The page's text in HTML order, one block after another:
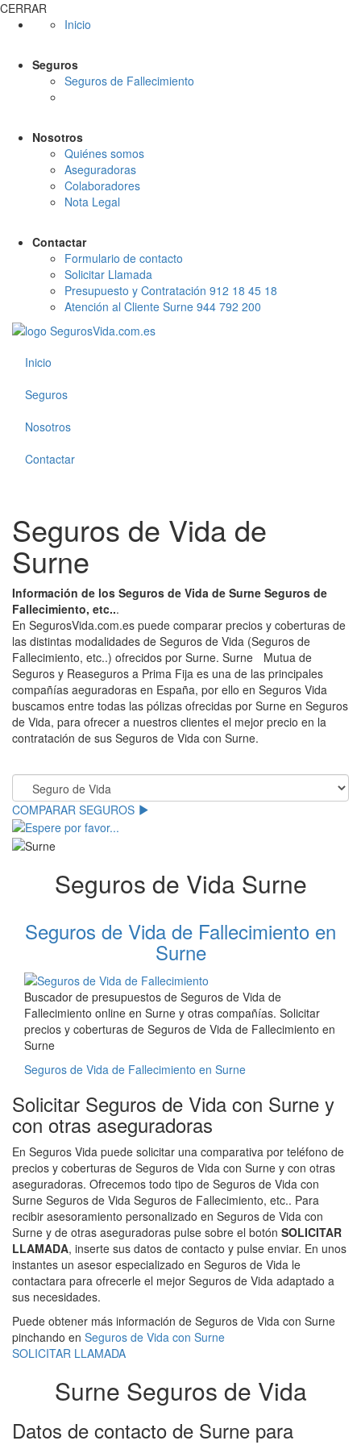
CERRAR
Inicio
Seguros
Seguros de Fallecimiento
Nosotros
Quiénes somos
Aseguradoras
Colaboradores
Nota Legal
Contactar
Formulario de contacto
Solicitar Llamada
Presupuesto y Contratación 912 18 45 18
Atención al Cliente Surne 944 792 200
Inicio
Seguros
Nosotros
Contactar
Seguros de Vida de
Surne
Información de los Seguros de Vida de Surne Seguros de
Fallecimiento, etc...
En SegurosVida.com.es puede comparar precios y coberturas de
las distintas modalidades de Seguros de Vida (Seguros de
Fallecimiento, etc..) ofrecidos por Surne. SurneﾠMutua de
Seguros y Reaseguros a Prima Fija es una de las principales
compañías aeguradoras en España, por ello en Seguros Vida
buscamos entre todas las pólizas ofrecidas por Surne en Seguros
de Vida, para ofrecer a nuestros clientes el mejor precio en la
contratación de sus Seguros de Vida con Surne.
COMPARAR SEGUROS
Seguros de Vida Surne
Seguros de Vida de Fallecimiento en
Surne
Buscador de presupuestos de Seguros de Vida de
Fallecimiento online en Surne y otras compañías. Solicitar
precios y coberturas de Seguros de Vida de Fallecimiento en
Surne
Seguros de Vida de Fallecimiento en Surne
Solicitar Seguros de Vida con Surne y
con otras aseguradoras
En Seguros Vida puede solicitar una comparativa por teléfono de
precios y coberturas de Seguros de Vida con Surne y con otras
aseguradoras. Ofrecemos todo tipo de Seguros de Vida con
Surne Seguros de Vida Seguros de Fallecimiento, etc.. Para
recibir asesoramiento personalizado en Seguros de Vida con
Surne y de otras aseguradoras pulse sobre el botón SOLICITAR
LLAMADA, inserte sus datos de contacto y pulse enviar. En unos
instantes un asesor especializado en Seguros de Vida le
contactara para ofrecerle el mejor Seguros de Vida adaptado a
sus necesidades.
Puede obtener más información de Seguros de Vida con Surne
pinchando en Seguros de Vida con Surne
SOLICITAR LLAMADA
Surne Seguros de Vida
Datos de contacto de Surne para